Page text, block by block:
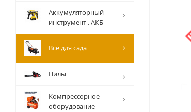
Аккумуляторный
инструмент , АКБ
Все для сада
Пилы
Компрессорное
оборудование